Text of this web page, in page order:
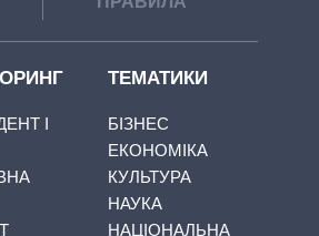
І
ТЕМАТИКИ
БІЗНЕС
ЕКОНОМІКА
КУЛЬТУРА
НАУКА
НАЦІОНАЛЬНА